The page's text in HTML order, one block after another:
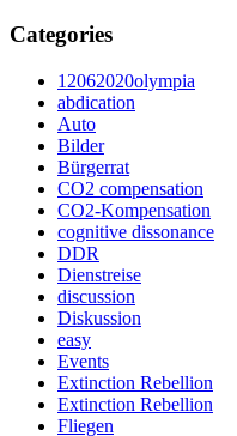
Categories
12062020olympia
abdication
Auto
Bilder
Bürgerrat
CO2 compensation
CO2-Kompensation
cognitive dissonance
DDR
Dienstreise
discussion
Diskussion
easy
Events
Extinction Rebellion
Extinction Rebellion
Fliegen